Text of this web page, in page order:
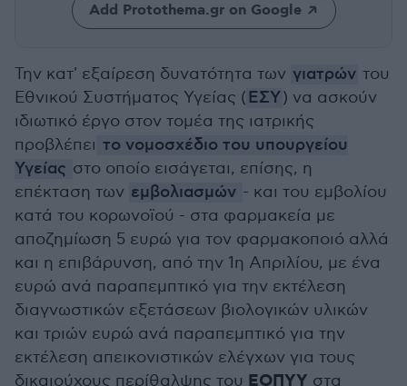
Add Protothema.gr on Google
Την κατ' εξαίρεση δυνατότητα των γιατρών του
Εθνικού Συστήματος Υγείας (ΕΣΥ) να ασκούν
ιδιωτικό έργο στον τομέα της ιατρικής
προβλέπει το νομοσχέδιο του υπουργείου
Υγείας στο οποίο εισάγεται, επίσης, η
επέκταση των εμβολιασμών - και του εμβολίου
κατά του κορωνοϊού - στα φαρμακεία με
αποζημίωση 5 ευρώ για τον φαρμακοποιό αλλά
και η επιβάρυνση, από την 1η Απριλίου, με ένα
ευρώ ανά παραπεμπτικό για την εκτέλεση
διαγνωστικών εξετάσεων βιολογικών υλικών
και τριών ευρώ ανά παραπεμπτικό για την
εκτέλεση απεικονιστικών ελέγχων για τους
δικαιούχους περίθαλψης του ΕΟΠΥΥ στα